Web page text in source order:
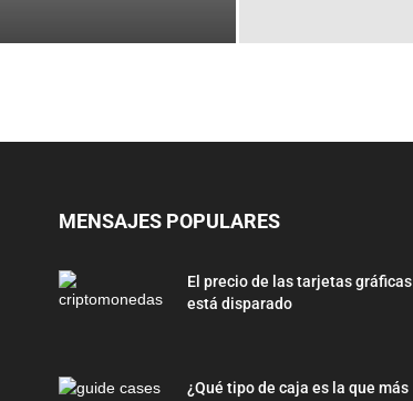
MENSAJES POPULARES
El precio de las tarjetas gráficas
está disparado
¿Qué tipo de caja es la que más